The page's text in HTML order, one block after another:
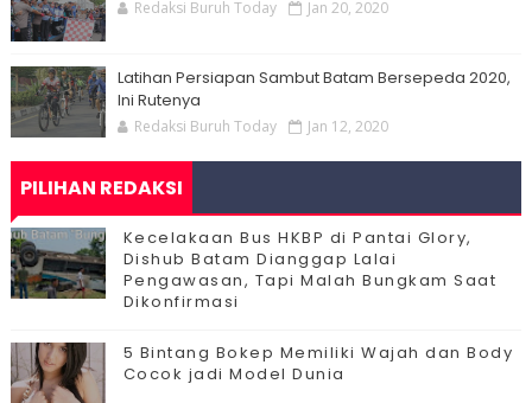
Redaksi Buruh Today Jan 20, 2020
Latihan Persiapan Sambut Batam Bersepeda 2020,
Ini Rutenya
Redaksi Buruh Today Jan 12, 2020
PILIHAN REDAKSI
Kecelakaan Bus HKBP di Pantai Glory,
Dishub Batam Dianggap Lalai
Pengawasan, Tapi Malah Bungkam Saat
Dikonfirmasi
5 Bintang Bokep Memiliki Wajah dan Body
Cocok jadi Model Dunia